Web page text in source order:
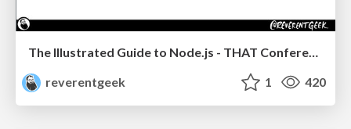
The Illustrated Guide to Node.js - THAT Conference 2024
reverentgeek
1 420